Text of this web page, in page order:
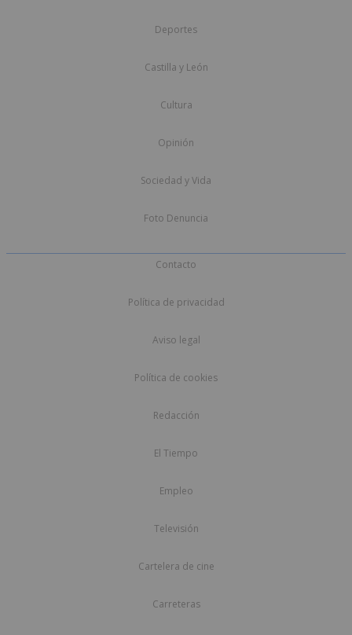
Deportes
Castilla y León
Cultura
Opinión
Sociedad y Vida
Foto Denuncia
Contacto
Política de privacidad
Aviso legal
Política de cookies
Redacción
El Tiempo
Empleo
Televisión
Cartelera de cine
Carreteras